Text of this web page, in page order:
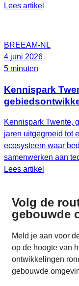
Lees artikel
BREEAM-NL
4 juni 2026
5 minuten
Kennispark
Kennispark Twente,
jaren uitgegroeid tot
ecosysteem waar
samenwerken aan
Lees artikel
Volg de
gebouwde
Meld je aan voor
op de hoogte van
ontwikkelingen
gebouwde